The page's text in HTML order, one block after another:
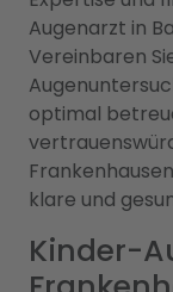
Augenarzt in
Vereinbaren
optimal
klare und
Kinder-